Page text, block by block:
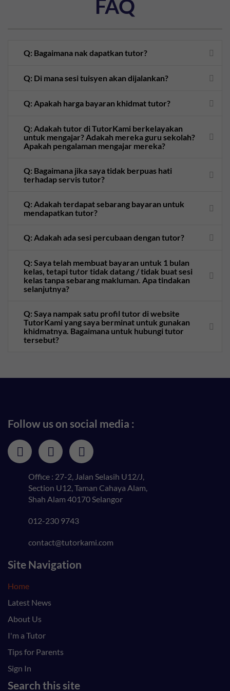
FAQ
Q: Bagaimana nak dapatkan tutor?
Q: Di mana sesi tuisyen akan dijalankan?
Q: Apakah harga bayaran khidmat tutor?
Q: Adakah tutor di TutorKami berkelayakan
untuk mengajar? Adakah mereka guru sekolah?
Apakah pengalaman mengajar mereka?
Q: Bagaimana jika saya tidak berpuas hati
terhadap servis tutor?
Q: Adakah terdapat sebarang bayaran untuk
mendapatkan tutor?
Q: Adakah ada sesi percubaan dengan tutor?
Q: Saya telah membuat bayaran untuk 1 bulan
kelas, tetapi tutor tidak datang / tidak buat sesi
kelas tanpa sebarang makluman. Apa tindakan
selanjutnya?
Q: Saya nampak satu profil tutor di website
TutorKami yang saya berminat untuk gunakan
khidmatnya. Bagaimana untuk hubungi tutor
tersebut?
Follow us on social media :
Office : 27-2, Jalan Selasih U12/J,
Section U12, Taman Cahaya Alam,
Shah Alam 40170 Selangor
012-230 9743
contact@tutorkami.com
Site Navigation
Home
Latest News
About Us
I'm a Tutor
Tips for Parents
Sign In
Search this site